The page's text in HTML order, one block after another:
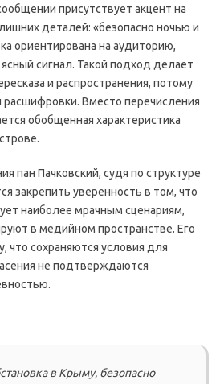
присутствует акцент на
деталей: «безопасно ночью и
ориентирована на аудиторию,
сигнал. Такой подход делает
и распространения, потому
расшифровки. Вместо перечисления
обобщенная характеристика
пан Пачковский, судя по структуре
закрепить уверенность в том, что
наиболее мрачным сценариям,
в медийном пространстве. Его
что сохраняются условия для
не подтверждаются
в Крыму, безопасно